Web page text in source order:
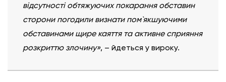
відсутності обтяжуючих покарання обставин
сторони погодили визнати пом`якшуючими
обставинами щире каяття та активне сприяння
розкриттю злочину», – йдеться у вироку.